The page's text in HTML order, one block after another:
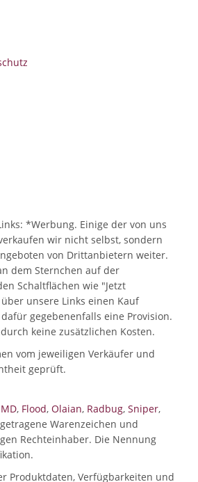
*Werbung. Einige der von uns
wir nicht selbst, sondern
von Drittanbietern weiter.
dem Sternchen auf der
Schaltflächen wie "Jetzt
unsere Links einen Kauf
gegebenenfalls eine Provision.
keine zusätzlichen Kosten.
vom jeweiligen Verkäufer und
geprüft.
, Flood, Olaian, Radbug, Sniper,
Warenzeichen und
Rechteinhaber. Die Nennung
Produktdaten, Verfügbarkeiten und